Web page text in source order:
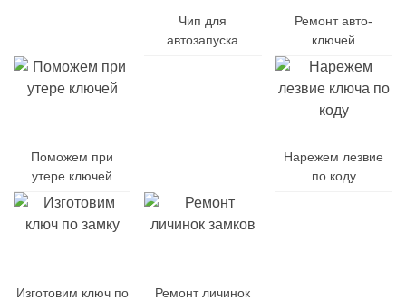
Чип для
автозапуска
Ремонт авто-
ключей
Поможем при
утере ключей
Нарежем лезвие
по коду
Изготовим ключ по
Ремонт личинок